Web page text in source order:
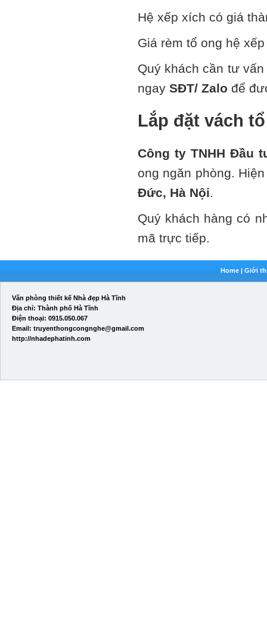
Hệ xếp xích có giá
Giá rèm tổ ong hệ
Quý khách cần tư
ngay SĐT/ Zalo để
Lắp đặt vách
Công ty TNHH Đầu
ong ngăn phòng.
Đức, Hà Nội.
Quý khách hàng có
mã trực tiếp.
Home| Giới
Văn phòng thiết kế Nhà đẹp Hà Tĩnh
Địa chỉ: Thành phố Hà Tĩnh
Điện thoại: 0915.050.067
Email: truyenthongcongnghe@gmail.com
http://nhadephatinh.com